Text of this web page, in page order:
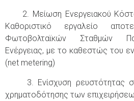
2. Μείωση Ενεργειακού
Καθοριστικό εργαλείο
Φωτοβολταϊκών Σταθμών
Ενέργειας, με το καθεστώς του
(net metering)
3. Ενίσχυση ρευστότητας
χρηματοδότησης των